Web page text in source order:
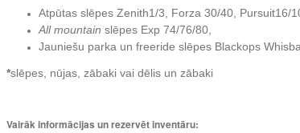
Atpūtas slēpes Zenith1/3, Forza 30/40, Pursuit16/
All mountain slēpes Exp 74/76/80,
Jauniešu parka un freeride slēpes Blackops
*slēpes, nūjas, zābaki vai dēlis un zābaki
Vairāk informācijas un rezervēt inventāru: